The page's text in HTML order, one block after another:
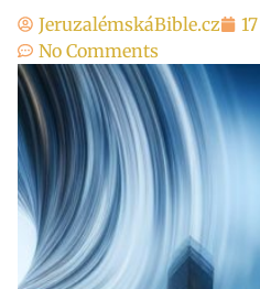
JeruzalémskáBible.cz
No Comments